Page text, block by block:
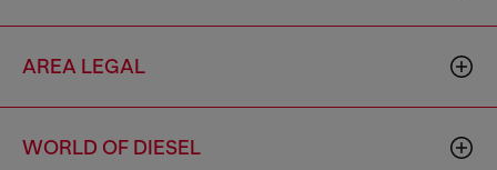
AREA LEGAL
WORLD OF DIESEL